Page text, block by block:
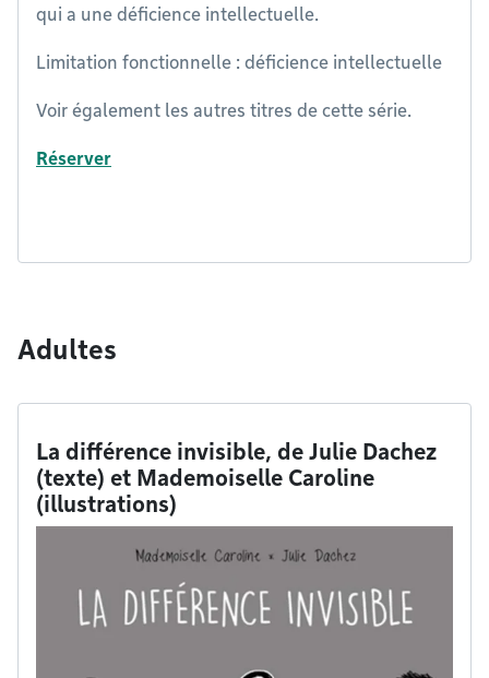
qui a une déficience intellectuelle.
Limitation fonctionnelle : déficience intellectuelle
Voir également les autres titres de cette série.
Réserver
Adultes
La différence invisible, de Julie Dachez
(texte) et Mademoiselle Caroline
(illustrations)